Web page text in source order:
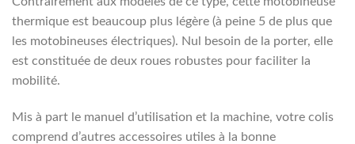
thermique est beaucoup plus légère (à peine 5 de plus que
les motobineuses électriques). Nul besoin de la porter, elle
est constituée de deux roues robustes pour faciliter la
mobilité.
Mis à part le manuel d’utilisation et la machine, votre colis
comprend d’autres accessoires utiles à la bonne